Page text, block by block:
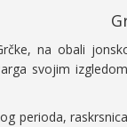
na obali
svojim
perioda,